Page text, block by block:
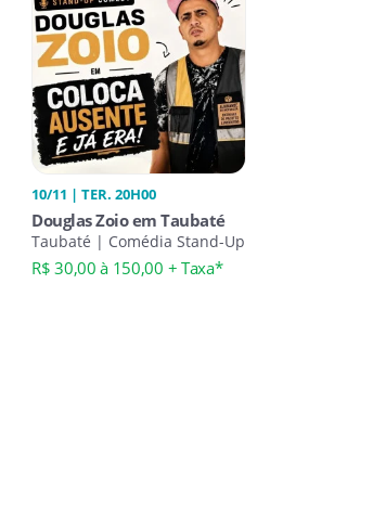
10/11 | TER. 20H00
Douglas Zoio em Taubaté
Taubaté | Comédia Stand-Up
R$ 30,00 à 150,00 + Taxa*